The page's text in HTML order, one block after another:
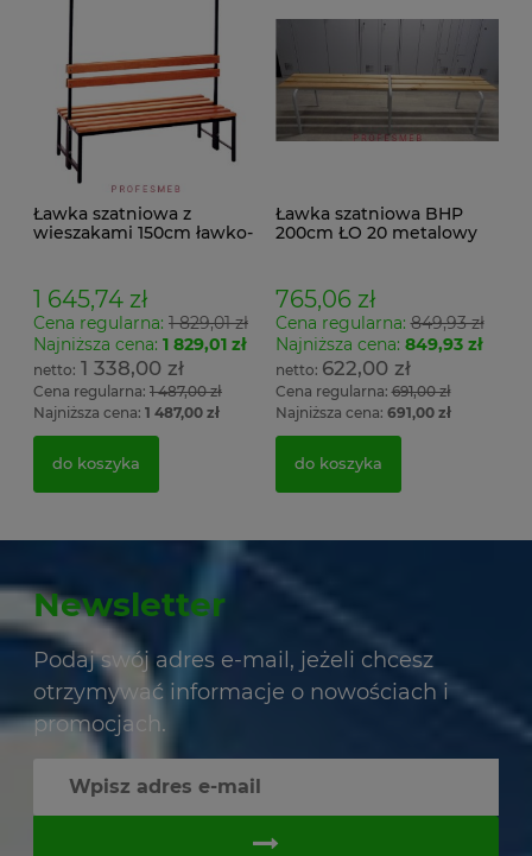
Ławka szatniowa z
wieszakami 150cm ławko-
1 645,74 zł
Cena regularna: 1 829,01 zł
Najniższa cena: 1 829,01 zł
1 338,00 zł
Cena regularna: 1 487,00 zł
Najniższa cena: 1 487,00 zł
do koszyka
Ławka szatniowa BHP
200cm ŁO 20 metalowy
765,06 zł
Cena regularna:849,93 zł
Najniższa cena: 849,93 zł
622,00 zł
Cena regularna:691,00 zł
Najniższa cena: 691,00 zł
do koszyka
Newsletter
Podaj swój adres e-mail, jeżeli chcesz
otrzymywać informacje o nowościach i
promocjach.